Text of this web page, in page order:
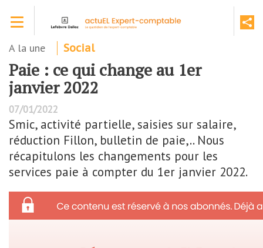
contenu
A la une Social
Paie : ce qui change au 1er
janvier 2022
07/01/2022
Smic, activité partielle, saisies sur salaire,
réduction Fillon, bulletin de paie,.. Nous
récapitulons les changements pour les
services paie à compter du 1er janvier 2022.